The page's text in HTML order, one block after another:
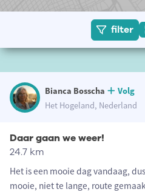
filter
Bianca Bosscha
Volg
Het Hogeland, Nederland
Daar gaan we weer!
24.7 km
Het is een mooie dag vandaag,
mooie, niet te lange, route